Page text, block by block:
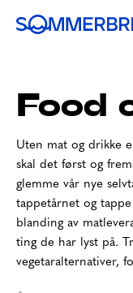
Food
Uten mat og drikke
skal det først og
glemme vår nye
tappetårnet og
blanding av
ting de har lyst på.
vegetaralternativer,